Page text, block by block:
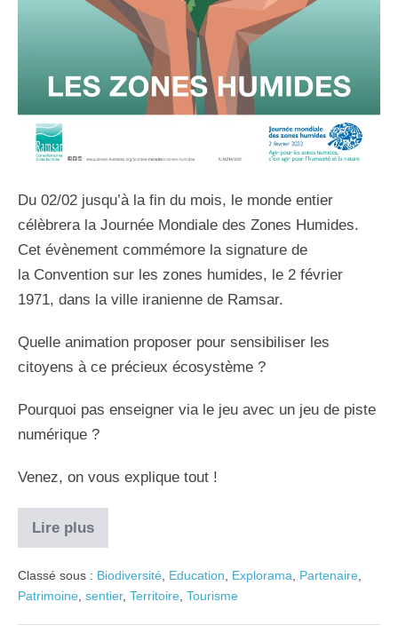
Du 02/02 jusqu’à la fin du mois, le monde entier
célèbrera la Journée Mondiale des Zones Humides.
Cet évènement commémore la signature de
la Convention sur les zones humides, le 2 février
1971, dans la ville iranienne de Ramsar.
Quelle animation proposer pour sensibiliser les
citoyens à ce précieux écosystème ?
Pourquoi pas enseigner via le jeu avec un jeu de piste
numérique ?
Venez, on vous explique tout !
Lire plus
Classé sous : Biodiversité Education Explorama Partenaire
Patrimoine sentier, Territoire Tourisme